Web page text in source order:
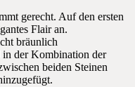
gerecht. Auf den ersten
Flair an.
bräunlich
in der Kombination der
beiden Steinen